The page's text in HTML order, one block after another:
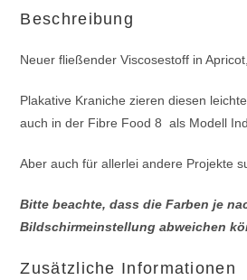
Beschreibung
Neuer fließender Viscosestoff in
Plakative Kraniche zieren diesen
auch in der Fibre Food 8 als Modell
Aber auch für allerlei andere Projekte
Bitte beachte, dass die Farben je
Bildschirmeinstellung abweichen
Zusätzliche Informationen